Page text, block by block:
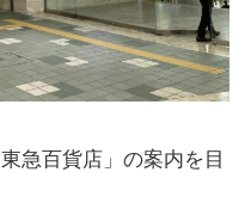
急百貨店」の案内を目